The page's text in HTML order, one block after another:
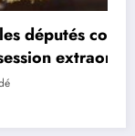
convoqués